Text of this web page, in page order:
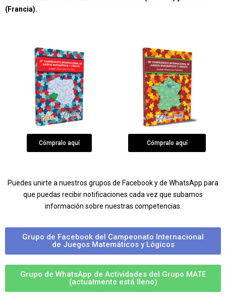
(Francia).
Cómpralo aquí Cómpralo aquí
Puedes unirte a nuestros grupos de Facebook y de WhatsApp para
que puedas recibir notificaciones cada vez que subamos
información sobre nuestras competencias.
Grupo de Facebook del Campeonato Internacional
de Juegos Matemáticos y Lógicos
Grupo de WhatsApp de Actividades del Grupo MATE
(actualmente está lleno)